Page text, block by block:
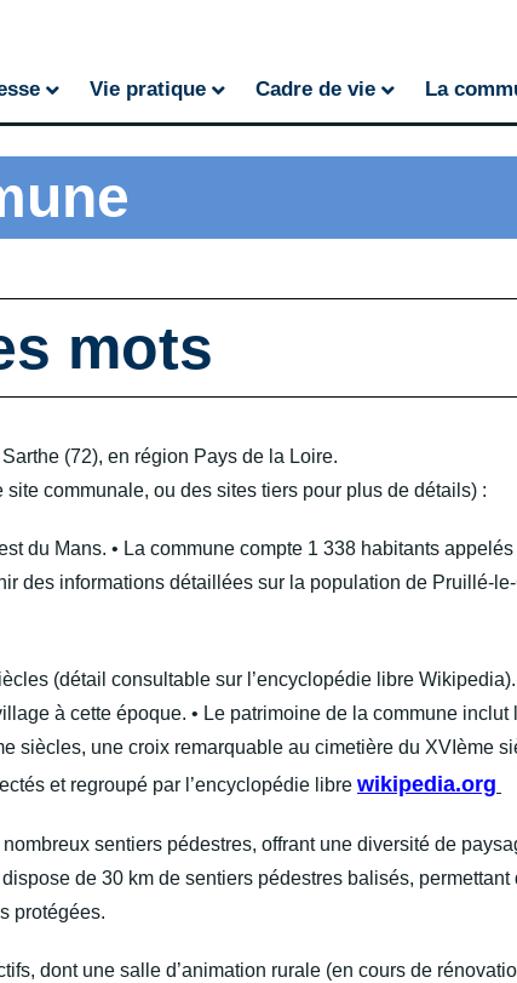
Vie pratique Cadre de vie La
mots
(72), en région Pays de la Loire.
communale, ou des sites tiers pour plus de détails) :
du Mans. • La commune compte 1 338 habitants
des informations détaillées sur la population de Pruillé-
(détail consultable sur l’encyclopédie libre
à cette époque. • Le patrimoine de la commune inclut
siècles, une croix remarquable au cimetière du XVIème
et regroupé par l’encyclopédie libre wikipedia.org
sentiers pédestres, offrant une diversité de
de 30 km de sentiers pédestres balisés,
protégées.
dont une salle d’animation rurale (en cours de